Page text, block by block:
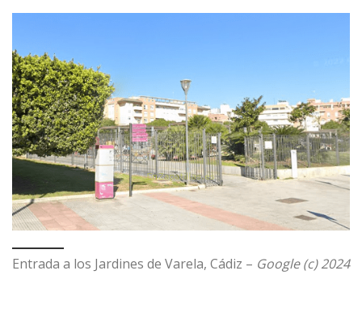
Entrada a los Jardines de Varela, Cádiz – Google (c) 2024